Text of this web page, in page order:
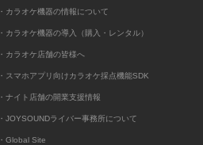
・カラオケ機器の情報について
・カラオケ機器の導入（購入・レンタル）
・カラオケ店舗の皆様へ
・スマホアプリ向けカラオケ採点機能SDK
・ナイト店舗の開業支援情報
・JOYSOUNDライバー事務所について
・Global Site